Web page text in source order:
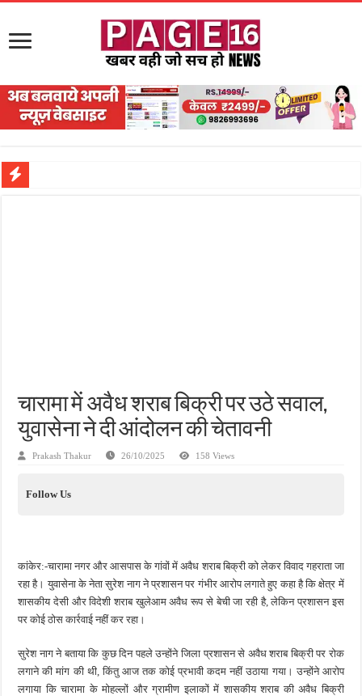
अंतरराष्ट्रीय जैव विविधता दिवस पर पर्यावरण संरक्षण का संदेश, कांकेर में जागरूकता कार्यक्रम
चिल्ड्रन्स पार्क के जीर्णोद्धार के लिए आगे आई ‘जन सहयोग’, स्वच्छता अभियान से बदली तस्वीर
चारामा में अवैध शराब बिक्री पर उठे सवाल,
युवासेना ने दी आंदोलन की चेतावनी
Prakash Thakur 26/10/2025 158 Views
Follow Us
कांकेर:-चारामा नगर और आसपास के गांवों में अवैध शराब बिक्री को लेकर विवाद गहराता जा
रहा है। युवासेना के नेता सुरेश नाग ने प्रशासन पर गंभीर आरोप लगाते हुए कहा है कि क्षेत्र में
शासकीय देसी और विदेशी शराब खुलेआम अवैध रूप से बेची जा रही है, लेकिन प्रशासन इस
पर कोई ठोस कार्रवाई नहीं कर रहा।
सुरेश नाग ने बताया कि कुछ दिन पहले उन्होंने जिला प्रशासन से अवैध शराब बिक्री पर रोक
लगाने की मांग की थी, किंतु आज तक कोई प्रभावी कदम नहीं उठाया गया। उन्होंने आरोप
लगाया कि चारामा के मोहल्लों और ग्रामीण इलाकों में शासकीय शराब की अवैध बिक्री